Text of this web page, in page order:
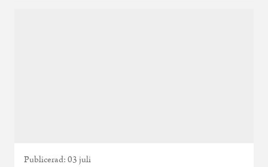
Publicerad: 03 juli